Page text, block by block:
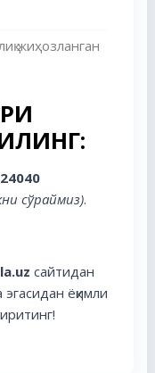
жиҳозланган
сўраймиз).
сайтидан
ёқимли